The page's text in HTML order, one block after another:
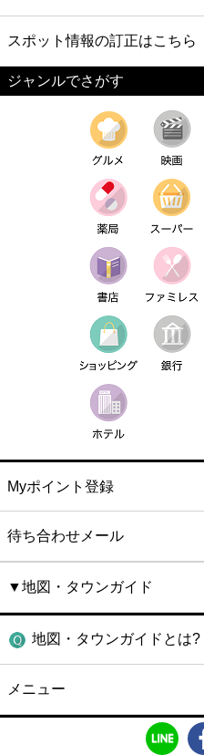
スポット情報の訂正はこちら
ジャンルでさがす
Myポイント登録
待ち合わせメール
▼地図・タウンガイド
地図・タウンガイドとは?
メニュー